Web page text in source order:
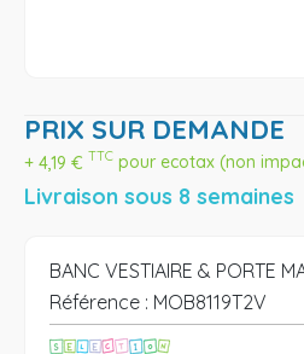
PRIX SUR DEMANDE
+ 4,19 € TTC pour ecotax (non
Livraison sous 8 semaines
BANC VESTIAIRE & PORTE
Référence : MOB8119T2V